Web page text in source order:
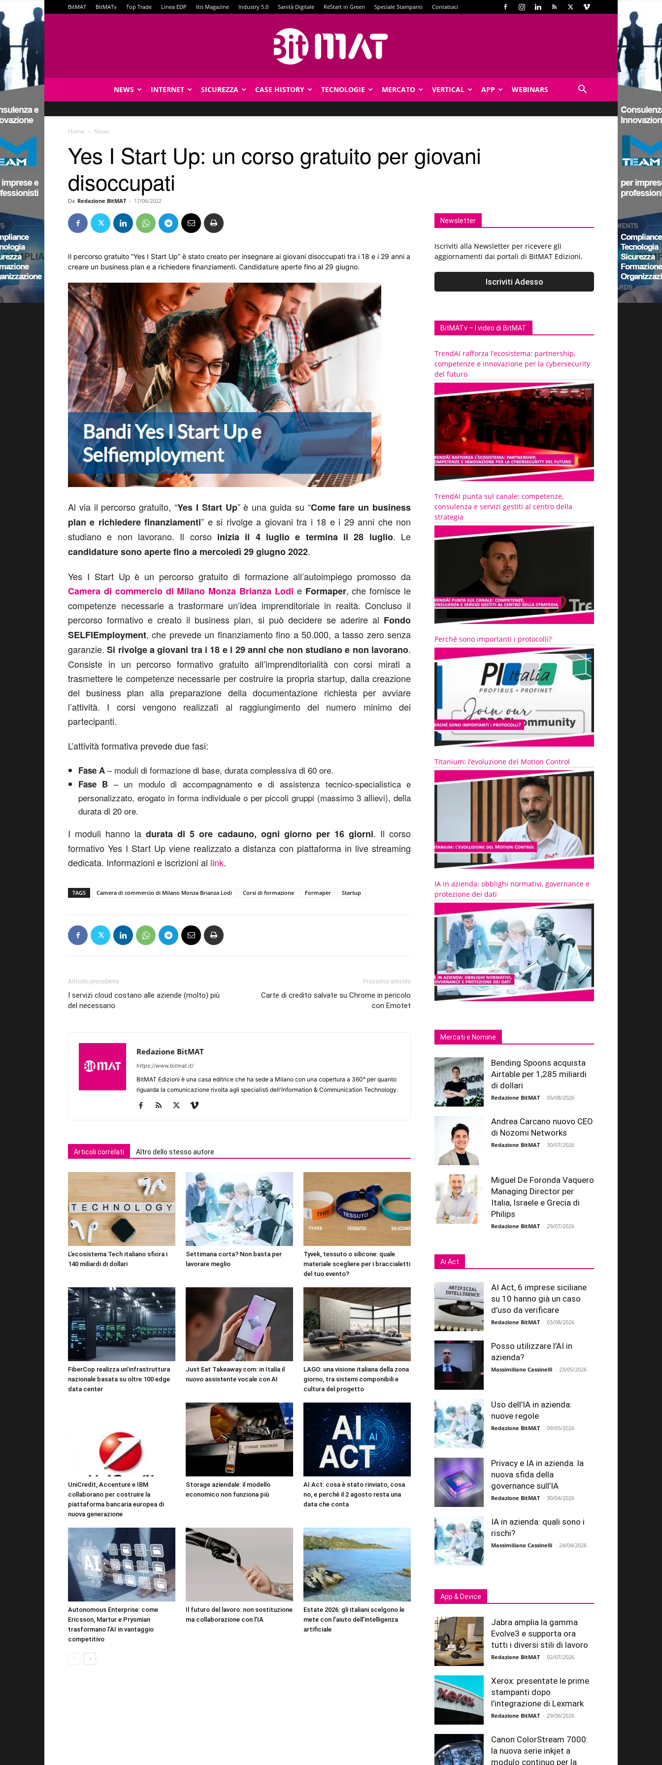
BitMAT BitMATv Top Trade Linea EDP Itis Magazine Industry 5.0 Sanità Digitale ReStart in Green Speciale Stampanti Contattaci
NEWS INTERNET SICUREZZA CASE HISTORY TECNOLOGIE MERCATO VERTICAL APP WEBINARS
Home News
Yes I Start Up: un corso gratuito per giovani
disoccupati
Da Redazione BitMAT - 17/06/2022
Il percorso gratuito “Yes I Start Up” è stato creato per insegnare ai giovani disoccupati tra i 18 e i 29 anni a
creare un business plan e a richiedere finanziamenti. Candidature aperte fino al 29 giugno.
Al via il percorso gratuito, “Yes I Start Up” è una guida su “Come fare un business
plan e richiedere finanziamenti” e si rivolge a giovani tra i 18 e i 29 anni che non
studiano e non lavorano. Il corso inizia il 4 luglio e termina il 28 luglio. Le
candidature sono aperte fino a mercoledì 29 giugno 2022.
Yes I Start Up è un percorso gratuito di formazione all’autoimpiego promosso da
Camera di commercio di Milano Monza Brianza Lodi e Formaper, che fornisce le
competenze necessarie a trasformare un’idea imprenditoriale in realtà. Concluso il
percorso formativo e creato il business plan, si può decidere se aderire al Fondo
SELFIEmployment, che prevede un finanziamento fino a 50.000, a tasso zero senza
garanzie.Si rivolge a giovani tra i 18 e i 29 anni che non studiano e non lavorano.
Consiste in un percorso formativo gratuito all’imprenditorialità con corsi mirati a
trasmettere le competenze necessarie per costruire la propria startup, dalla creazione
del business plan alla preparazione della documentazione richiesta per avviare
l’attività. I corsi vengono realizzati al raggiungimento del numero minimo dei
partecipanti.
L’attività formativa prevede due fasi:
Fase A – moduli di formazione di base, durata complessiva di 60 ore.
Fase B – un modulo di accompagnamento e di assistenza tecnico-specialistica e
personalizzato, erogato in forma individuale o per piccoli gruppi (massimo 3 allievi), della
durata di 20 ore.
I moduli hanno ladurata di 5 ore cadauno, ogni giorno per 16 giorni. Il corso
formativo Yes I Start Up viene realizzato a distanza con piattaforma in live streaming
dedicata. Informazioni e iscrizioni al link.
TAGS Camera di commercio di Milano Monza Brianza Lodi Corsi di formazione Formaper Startup
Articolo precedente
I servizi cloud costano alle aziende (molto) più
del necessario
Prossimo articolo
Carte di credito salvate su Chrome in pericolo
con Emotet
Redazione BitMAT
https://www.bitmat.it/
BitMAT Edizioni è una casa editrice che ha sede a Milano con una copertura a 360° per quanto
riguarda la comunicazione rivolta agli specialisti dell'lnformation & Communication Technology.
Articoli correlati Altro dello stesso autore
L’ecosistema Tech italiano sfiora i
140 miliardi di dollari
Settimana corta? Non basta per
lavorare meglio
Tyvek, tessuto o silicone: quale
materiale scegliere per i braccialetti
del tuo evento?
FiberCop realizza un’infrastruttura
nazionale basata su oltre 100 edge
data center
Just Eat Takeaway.com: in Italia il
nuovo assistente vocale con AI
LAGO: una visione italiana della zona
giorno, tra sistemi componibili e
cultura del progetto
UniCredit, Accenture e IBM
collaborano per costruire la
piattaforma bancaria europea di
nuova generazione
Storage aziendale: il modello
economico non funziona più
AI Act: cosa è stato rinviato, cosa
no, e perché il 2 agosto resta una
data che conta
Autonomous Enterprise: come
Ericsson, Martur e Prysmian
trasformano l’AI in vantaggio
competitivo
Il futuro del lavoro: non sostituzione
ma collaborazione con l’IA
Estate 2026: gli italiani scelgono le
mete con l’aiuto dell’intelligenza
artificiale
Newsletter
Iscriviti alla Newsletter per ricevere gli
aggiornamenti dai portali di BitMAT Edizioni.
BitMATv – I video di BitMAT
TrendAI rafforza l’ecosistema: partnership,
competenze e innovazione per la cybersecurity
del futuro
TrendAI punta sul canale: competenze,
consulenza e servizi gestiti al centro della
strategia
Perché sono importanti i protocolli?
Titanium: l’evoluzione del Motion Control
IA in azienda: obblighi normativi, governance e
protezione dei dati
Mercati e Nomine
Bending Spoons acquista
Airtable per 1,285 miliardi
di dollari
Redazione BitMAT - 05/08/2026
Andrea Carcano nuovo CEO
di Nozomi Networks
Redazione BitMAT - 30/07/2026
Miguel De Foronda Vaquero
Managing Director per
Italia, Israele e Grecia di
Philips
Redazione BitMAT - 29/07/2026
Ai Act
AI Act, 6 imprese siciliane
su 10 hanno già un caso
d’uso da verificare
Redazione BitMAT - 03/08/2026
Posso utilizzare l’AI in
azienda?
Massimiliano Cassinelli - 23/05/2026
Uso dell’IA in azienda:
nuove regole
Redazione BitMAT - 09/05/2026
Privacy e IA in azienda: la
nuova sfida della
governance sull’IA
Redazione BitMAT - 30/04/2026
IA in azienda: quali sono i
rischi?
Massimiliano Cassinelli - 24/04/2026
App & Device
Jabra amplia la gamma
Evolve3 e supporta ora
tutti i diversi stili di lavoro
Redazione BitMAT - 02/07/2026
Xerox: presentate le prime
stampanti dopo
l’integrazione di Lexmark
Redazione BitMAT - 29/06/2026
Canon ColorStream 7000:
la nuova serie inkjet a
modulo continuo per la